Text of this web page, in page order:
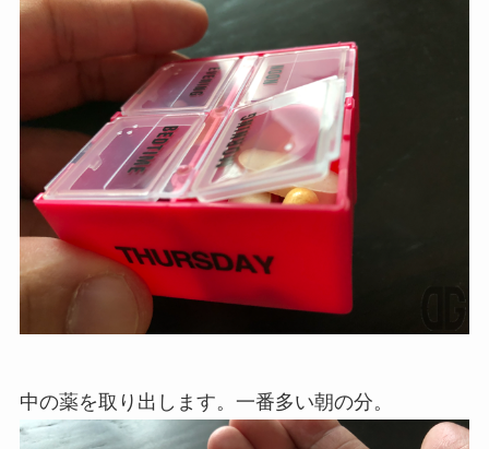
中の薬を取り出します。一番多い朝の分。